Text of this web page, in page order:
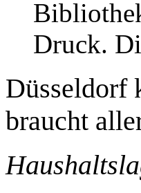
Druck.
Düsseldorf
braucht